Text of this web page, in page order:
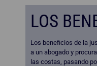
LOS
Los beneficios de la
a un abogado y
las costas, pasando